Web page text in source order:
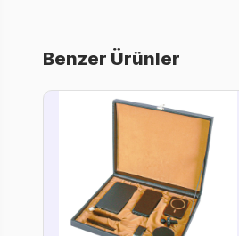
Benzer Ürünler